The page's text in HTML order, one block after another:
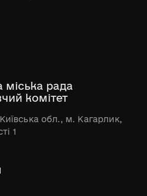
міська рада
комітет
обл., м. Кагарлик,
1